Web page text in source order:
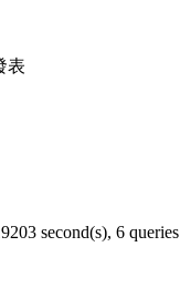
表
second(s), 6 queries